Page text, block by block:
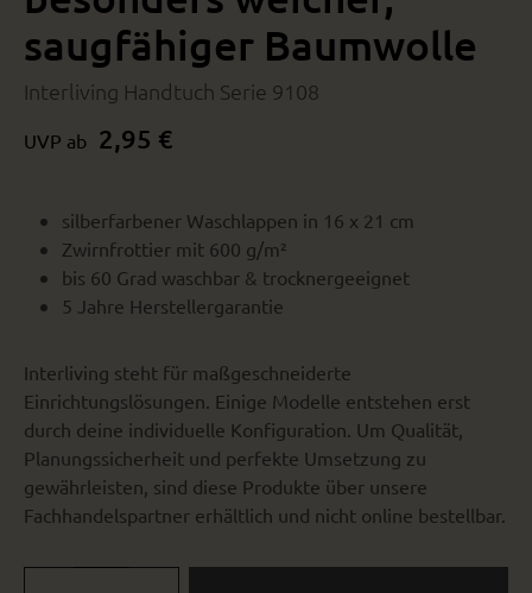
saugfähiger Baumwolle
Interliving Handtuch Serie 9108
UVP ab 2,95 €
silberfarbener Waschlappen in 16 x 21 cm
Zwirnfrottier mit 600 g/m²
bis 60 Grad waschbar & trocknergeeignet
5 Jahre Herstellergarantie
Interliving steht für maßgeschneiderte
Einrichtungslösungen. Einige Modelle entstehen erst
durch deine individuelle Konfiguration. Um Qualität,
Planungssicherheit und perfekte Umsetzung zu
gewährleisten, sind diese Produkte über unsere
Fachhandelspartner erhältlich und nicht online bestellbar.